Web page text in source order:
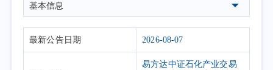
基本信息
最新公告日期 2026-08-07
易方达中证石化产业交易